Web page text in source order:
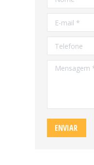
E-mail *
Telefone
Mensagem *
ENVIAR